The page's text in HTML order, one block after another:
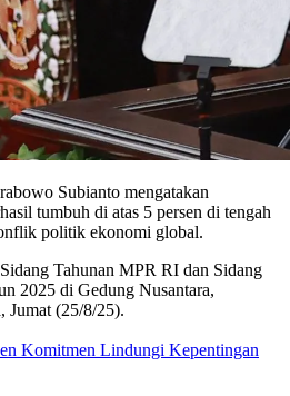
Subianto mengatakan
tumbuh di atas 5 persen di tengah
politik ekonomi global.
Tahunan MPR RI dan Sidang
2025 di Gedung Nusantara,
Jumat (25/8/25).
Komitmen Lindungi Kepentingan